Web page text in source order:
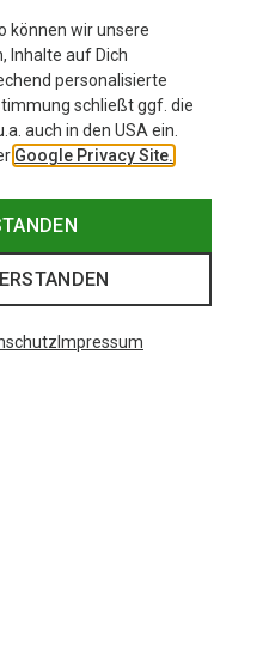
können wir unsere
Inhalte auf Dich
personalisierte
schließt ggf. die
auch in den USA ein.
Google Privacy Site.
Impressum